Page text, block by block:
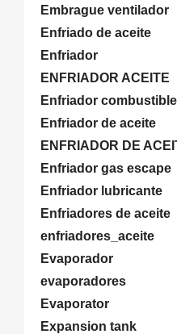
Embrague ventilador
Enfriado de aceite
Enfriador
ENFRIADOR ACEITE
Enfriador combustible
Enfriador de aceite
ENFRIADOR DE
Enfriador gas escape
Enfriador lubricante
Enfriadores de aceite
enfriadores_aceite
Evaporador
evaporadores
Evaporator
Expansion tank